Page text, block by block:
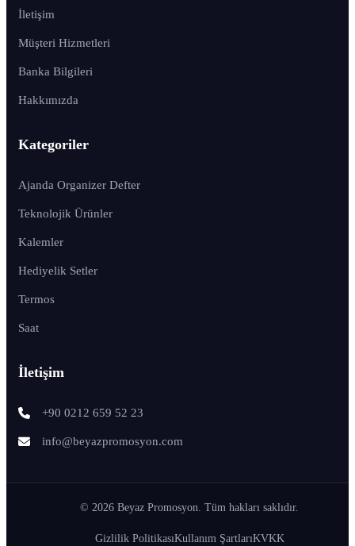
İletişim
Müşteri Hizmetleri
Banka Bilgileri
Hakkımızda
Kategoriler
Ajanda Organizer Defter
Teknolojik Ürünler
Kalemler
Hediyelik Setler
Termos
Saat
İletişim
+90 0212 659 52 23
info@beyazpromosyon.com
© 2026 Beyaz Promosyon. Tüm hakları saklıdır.
Gizlilik PolitikasıKullanım ŞartlarıKVKK